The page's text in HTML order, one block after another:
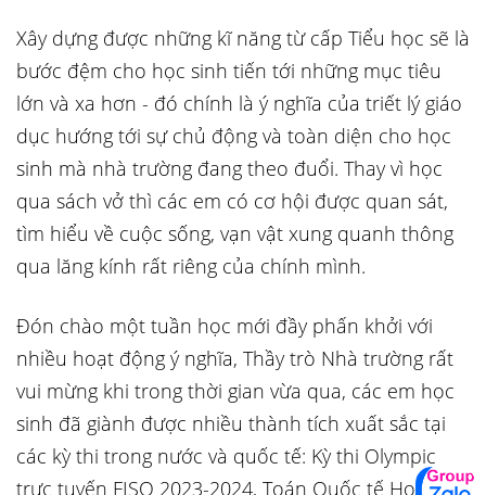
Xây dựng được những kĩ năng từ cấp Tiểu học sẽ là
bước đệm cho học sinh tiến tới những mục tiêu
lớn và xa hơn - đó chính là ý nghĩa của triết lý giáo
dục hướng tới sự chủ động và toàn diện cho học
sinh mà nhà trường đang theo đuổi. Thay vì học
qua sách vở thì các em có cơ hội được quan sát,
tìm hiểu về cuộc sống, vạn vật xung quanh thông
qua lăng kính rất riêng của chính mình.
Đón chào một tuần học mới đầy phấn khởi với
nhiều hoạt động ý nghĩa, Thầy trò Nhà trường rất
vui mừng khi trong thời gian vừa qua, các em học
sinh đã giành được nhiều thành tích xuất sắc tại
các kỳ thi trong nước và quốc tế: Kỳ thi Olympic
trực tuyến FISO 2023-2024, Toán Quốc tế Hoa Kỳ